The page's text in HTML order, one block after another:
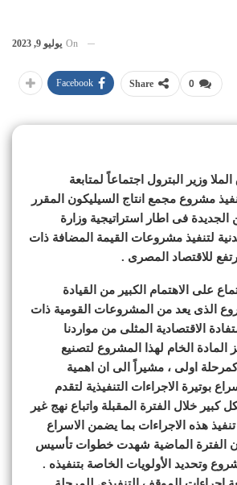
On يوليو 9, 2023
0
Share
Facebook
وزير البترول اجتماعاً لمتابعة
مشروع مجمع انتاج السيليكون المقرر
الجديدة فى اطار استراتيجية وزارة
لتنفيذ مشروعات القيمة المضافة ذات
للاقتصاد المصرى .
على الاهتمام الكبير من القيادة
الذى يعد من المشروعات القومية ذات
الاقتصادية المثلى من مواردنا
المادة الخام لهذا المشروع لتصنيع
اولى ، مشيراً الى ان اهمية
بوتيرة الاجراءات التنفيذية لتقدم
كبير خلال الفترة المقبلة واتباع نهج غير
هذه الاجراءات بما يضمن الاسراع
ان الفترة الماضية شهدت خطوات تأسيس
وتحديد الأولويات الخاصة بتنفيذه .